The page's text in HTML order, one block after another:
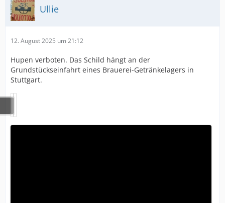
Ullie
12. August 2025 um 21:12
Hupen verboten. Das Schild hängt an der
Grundstückseinfahrt eines Brauerei-Getränkelagers in
Stuttgart.